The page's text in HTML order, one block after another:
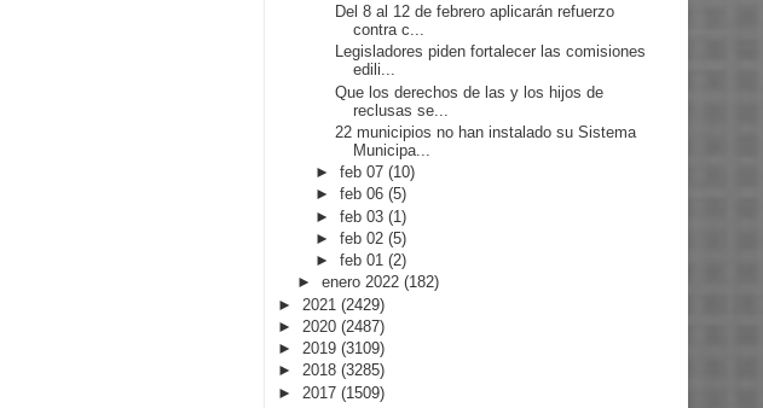
Del 8 al 12 de febrero aplicarán refuerzo
contra c...
Legisladores piden fortalecer las comisiones
edili...
Que los derechos de las y los hijos de
reclusas se...
22 municipios no han instalado su Sistema
Municipa...
►feb 07(10)
►feb 06(5)
►feb 03(1)
►feb 02(5)
►feb 01(2)
► enero 2022 (182)
► 2021 (2429)
► 2020 (2487)
► 2019 (3109)
► 2018 (3285)
► 2017 (1509)